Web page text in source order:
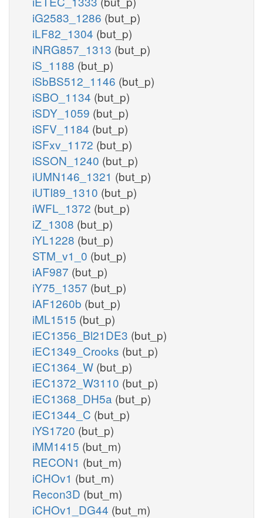
iG2583_1286 (but_p)
iLF82_1304 (but_p)
iNRG857_1313 (but_p)
iS_1188 (but_p)
iSbBS512_1146 (but_p)
iSBO_1134 (but_p)
iSDY_1059 (but_p)
iSFV_1184 (but_p)
iSFxv_1172 (but_p)
iSSON_1240 (but_p)
iUMN146_1321 (but_p)
iUTI89_1310 (but_p)
iWFL_1372 (but_p)
iZ_1308 (but_p)
iYL1228 (but_p)
STM_v1_0 (but_p)
iAF987 (but_p)
iY75_1357 (but_p)
iAF1260b (but_p)
iML1515 (but_p)
iEC1356_Bl21DE3 (but_p)
iEC1349_Crooks (but_p)
iEC1364_W (but_p)
iEC1372_W3110 (but_p)
iEC1368_DH5a (but_p)
iEC1344_C (but_p)
iYS1720 (but_p)
iMM1415 (but_m)
RECON1 (but_m)
iCHOv1 (but_m)
Recon3D (but_m)
iCHOv1_DG44 (but_m)